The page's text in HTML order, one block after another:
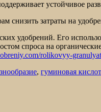
устойчивое
снизить затраты на
удобрений. Его
спроса на
rolikovyy-
, гуминовая